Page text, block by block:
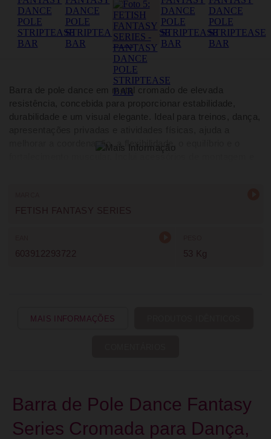
Barra de pole dance em metal cromado de elevada
resistência, concebida para proporcionar estabilidade,
durabilidade e um visual elegante. Ideal para treinos, dança,
melhorar a coordenação, a flexibilidade, o equilíbrio e o
FETISH FANTASY SERIES
603912293722 53 Kg
MAIS INFORMAÇÕES
Barra de Pole Dance Fantasy
Series Cromada para Dança,